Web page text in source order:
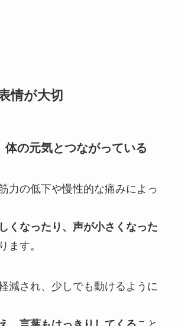
情が大切
体の元気とつながっている
力の低下や慢性的な痛みによっ
くなったり、声が小さくなった
ます。
減され、少しでも動けるように